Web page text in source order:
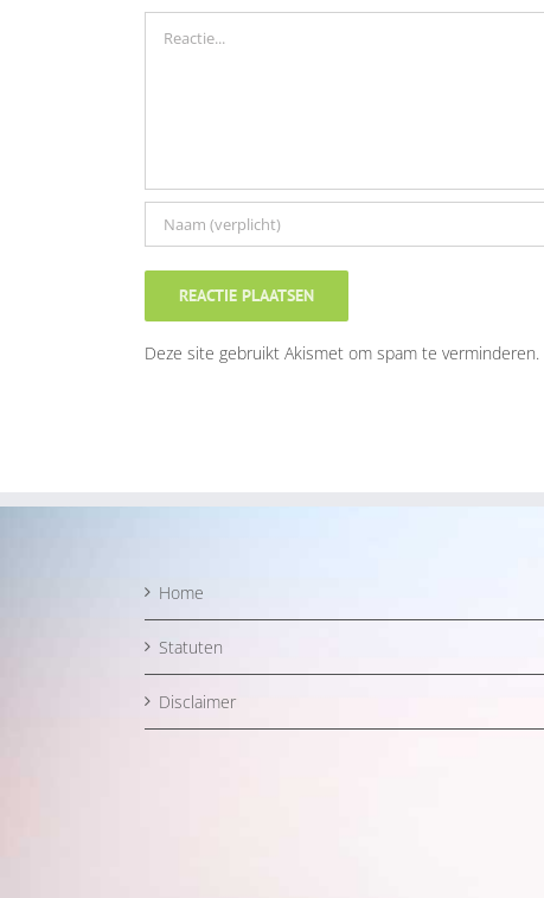
Deze site gebruikt Akismet om spam te verminderen.
Home
Statuten
Disclaimer